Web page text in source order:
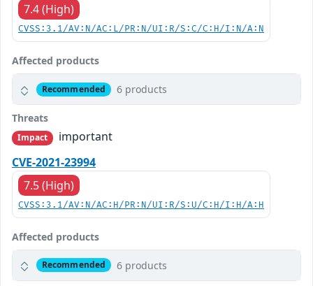
7.4 (High)
CVSS:3.1/AV:N/AC:L/PR:N/UI:R/S:C/C:H/I:N/A:N
Affected products
Recommended 6 products
Threats
Impact
important
CVE-2021-23994
7.5 (High)
CVSS:3.1/AV:N/AC:H/PR:N/UI:R/S:U/C:H/I:H/A:H
Affected products
Recommended 6 products